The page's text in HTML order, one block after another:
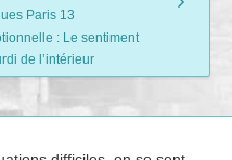
Paris 13
: Le sentiment
de l’intérieur